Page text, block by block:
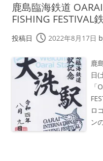
鹿島臨海鉄道
FISHING FESTIVAL
投稿日 2022年8月17日
鹿
日(
「
ロ
ン